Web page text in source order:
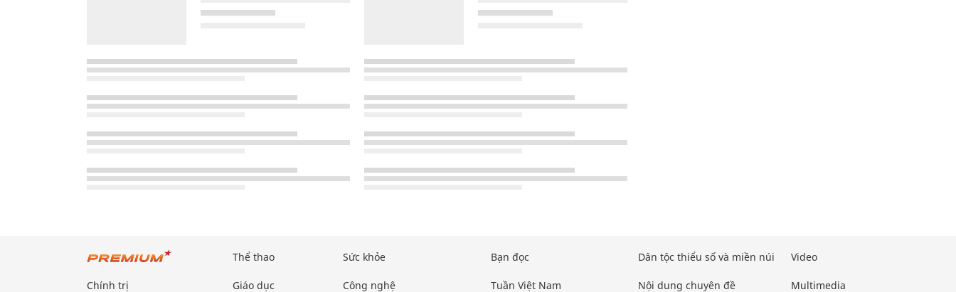
Chính trị
Thể thao
Giáo dục
Sức khỏe
Công nghệ
Bạn đọc
Tuần Việt Nam
Dân tộc thiểu số và miền núi
Nội dung chuyên đề
Video
Multimedia